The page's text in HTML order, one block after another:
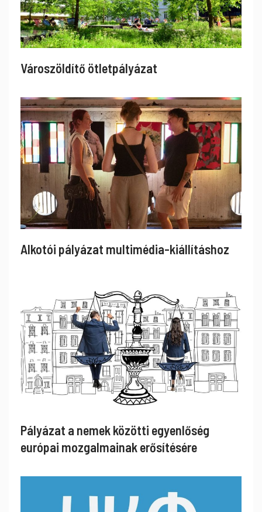
Városzöldítő ötletpályázat
Alkotói pályázat multimédia-kiállításhoz
Pályázat a nemek közötti egyenlőség
európai mozgalmainak erősítésére